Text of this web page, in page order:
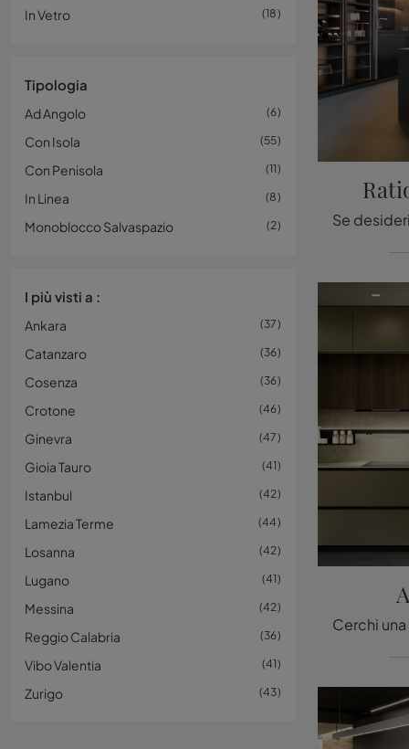
In Vetro 18
Tipologia
Ad Angolo 6
Con Isola 55
Con Penisola 11
In Linea 8
Monoblocco Salvaspazio 2
I più visti a :
Ankara 37
Catanzaro 36
Cosenza 36
Crotone 46
Ginevra 47
Gioia Tauro 41
Istanbul 42
Lamezia Terme 44
Losanna 42
Lugano 41
Messina 42
Reggio Calabria 36
Vibo Valentia 41
Zurigo 43